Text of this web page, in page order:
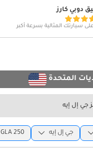
دوبي كارز
على سيارتك المثالية بسرعة أكبر
المتحدة
جي إل إيه
جي إل إيه GLA 250